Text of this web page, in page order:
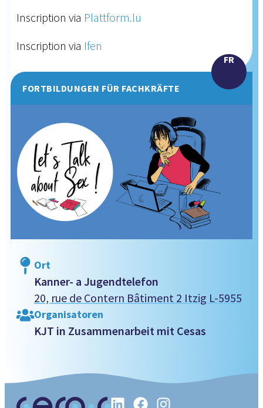
Inscription via Plattform.lu
Inscription via Ifen
FORTBILDUNGEN FÜR FACHKRÄFTE
FR
Ort
Kanner- a Jugendtelefon
20, rue de Contern Bâtiment 2 Itzig L-5955
Organisatoren
KJT in Zusammenarbeit mit Cesas